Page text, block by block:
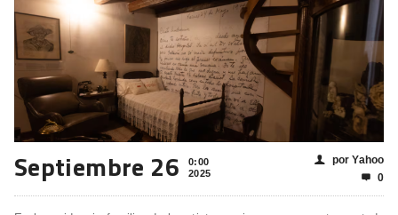
Septiembre 26
0:00
2025
👤 por Yahoo
 0